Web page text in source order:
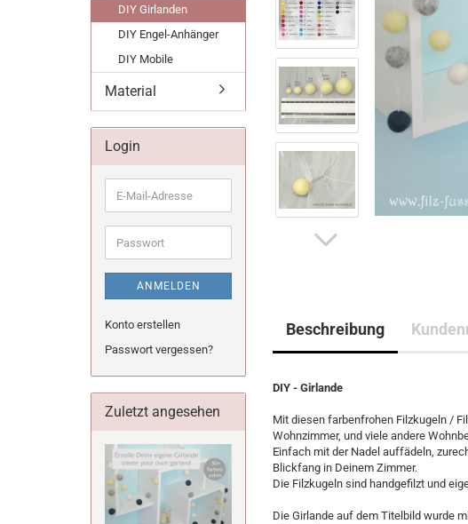
Beschreibung
DIY - Girlande
Mit diesen farbenfrohen Filzkugeln /
Wohnzimmer, und viele andere
Einfach mit der Nadel auffädeln,
Blickfang in Deinem Zimmer.
Die Filzkugeln sind handgefilzt und
Die Girlande auf dem Titelbild wurde
DIY Girlanden
DIY Engel-Anhänger
DIY Mobile
Material
Login
E-
Mail-
Adresse
Passwort
ANMELDEN
Konto erstellen
Passwort vergessen?
Zuletzt angesehen